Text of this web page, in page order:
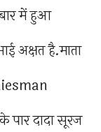
में हुआ
अक्षत है.माता
दादा सूरज